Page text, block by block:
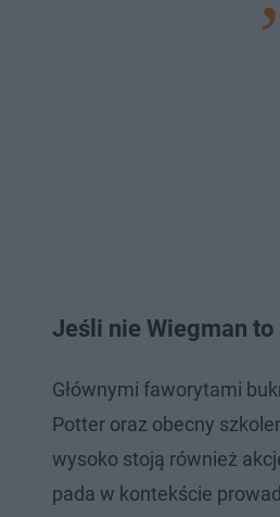
Jeśli nie Wiegman
Głównymi faworytami
Potter oraz obecny
wysoko stoją również
pada w kontekście